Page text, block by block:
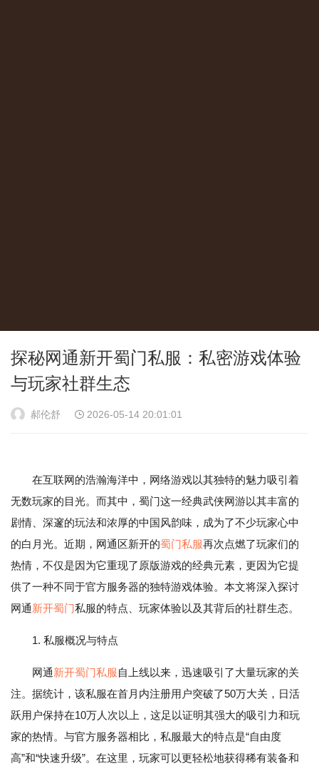
探秘网通新开蜀门私服：私密游戏体验
与玩家社群生态
郝伦舒 2026-05-14 20:01:01
在互联网的浩瀚海洋中，网络游戏以其独特的魅力吸引着
无数玩家的目光。而其中，蜀门这一经典武侠网游以其丰富的
剧情、深邃的玩法和浓厚的中国风韵味，成为了不少玩家心中
的白月光。近期，网通区新开的蜀门私服再次点燃了玩家们的
热情，不仅是因为它重现了原版游戏的经典元素，更因为它提
供了一种不同于官方服务器的独特游戏体验。本文将深入探讨
网通新开蜀门私服的特点、玩家体验以及其背后的社群生态。
1. 私服概况与特点
网通新开蜀门私服自上线以来，迅速吸引了大量玩家的关
注。据统计，该私服在首月内注册用户突破了50万大关，日活
跃用户保持在10万人次以上，这足以证明其强大的吸引力和玩
家的热情。与官方服务器相比，私服最大的特点是“自由度
高”和“快速升级”。在这里，玩家可以更轻松地获得稀有装备和